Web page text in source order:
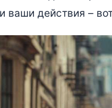
ваши действия –